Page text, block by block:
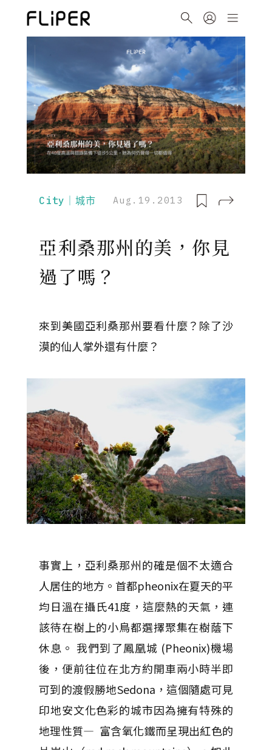
City｜城市 Aug.19.2013
亞利桑那州的美，你見
過了嗎？
來到美國亞利桑那州要看什麼？除了沙
漠的仙人掌外還有什麼？
事實上，亞利桑那州的確是個不太適合
人居住的地方。首都pheonix在夏天的平
均日溫在攝氏41度，這麼熱的天氣，連
該待在樹上的小鳥都選擇聚集在樹蔭下
休息。 我們到了鳳凰城 (Pheonix)機場
後，便前往位在北方約開車兩小時半即
可到的渡假勝地Sedona，這個隨處可見
印地安文化色彩的城市因為擁有特殊的
地理性質— 富含氧化鐵而呈現出紅色的